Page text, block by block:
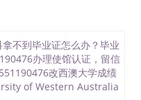
学、挂科而没有正常
业而导致回国得不到
,成绩不理想毕不了业
怎么办,怎么办理本
理本科/硕士毕业证
哪里可以买